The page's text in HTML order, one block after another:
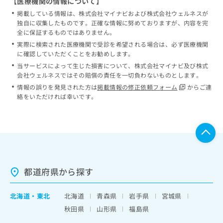
掲載している情報は、株式会社マイナビおよび株式会社ウェルネスが
独自に収集したものです。正確な情報に努めておりますが、内容を完
全に保証するものではありません。
実際に検索された医療機関で受診を希望される場合は、必ず医療機関
に確認していただくことをお勧めします。
当サービスによって生じた損害について、株式会社マイナビ及び株式
会社ウェルネスではその賠償の責任を一切負わないものとします。
情報の誤りを発見された方は掲載情報の修正依頼フォーム
からご連
絡をいただければ幸いです。
都道府県から探す
北海道 ・ 東北 北海道 青森県 岩手県
宮城県
秋田県
山形県
福島県